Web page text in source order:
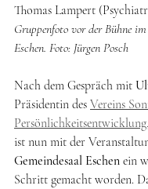
Thomas Lampert
Gruppenfoto vor der Bühne
Eschen. Foto: Jürgen Posch
Nach dem Gespräch mit
Präsidentin des Vereins
Persönlichkeitsentwicklung,
ist nun mit der
Gemeindesaal Eschen ein
Schritt gemacht worden.